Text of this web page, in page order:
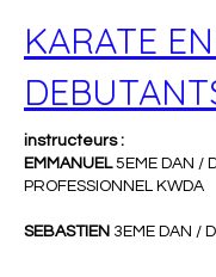
KARATE
instructeurs :
EMMANUEL5EME DAN /
PROFESSIONNEL KWDA
SEBASTIEN 3EME DAN /